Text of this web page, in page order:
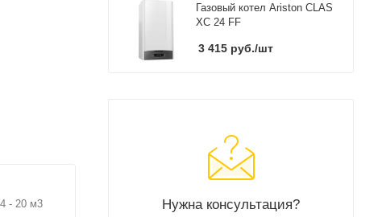
- 20 м3
Газовый котел Ariston CLAS
XC 24 FF
3 415 руб./шт
Нужна консультация?